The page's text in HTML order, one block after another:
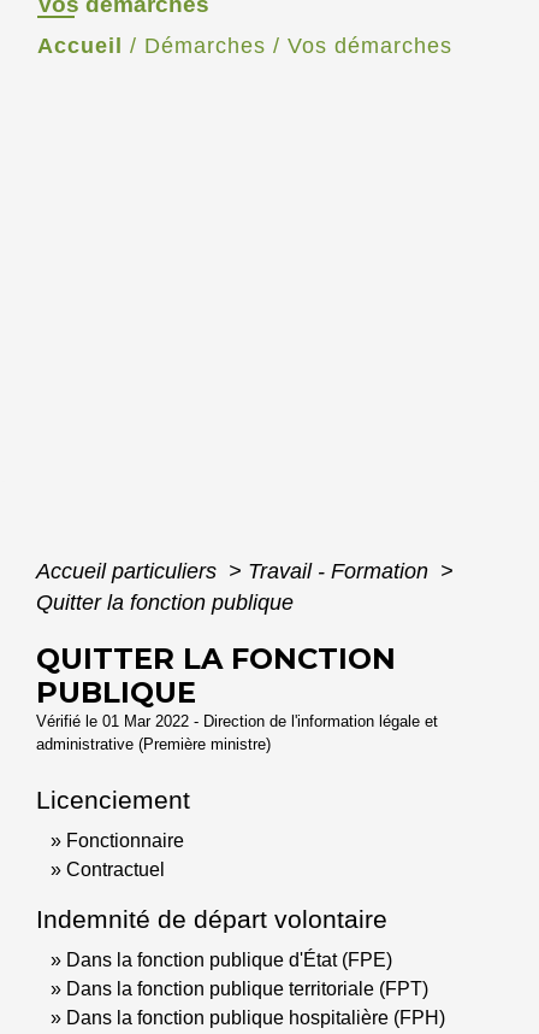
Accueil / Démarches / Vos démarches
Accueil particuliers > Travail - Formation >
Quitter la fonction publique
QUITTER LA FONCTION
PUBLIQUE
Vérifié le 01 Mar 2022 - Direction de l'information légale et
administrative (Première ministre)
Licenciement
Fonctionnaire
Contractuel
Indemnité de départ volontaire
Dans la fonction publique d'État (FPE)
Dans la fonction publique territoriale (FPT)
Dans la fonction publique hospitalière (FPH)